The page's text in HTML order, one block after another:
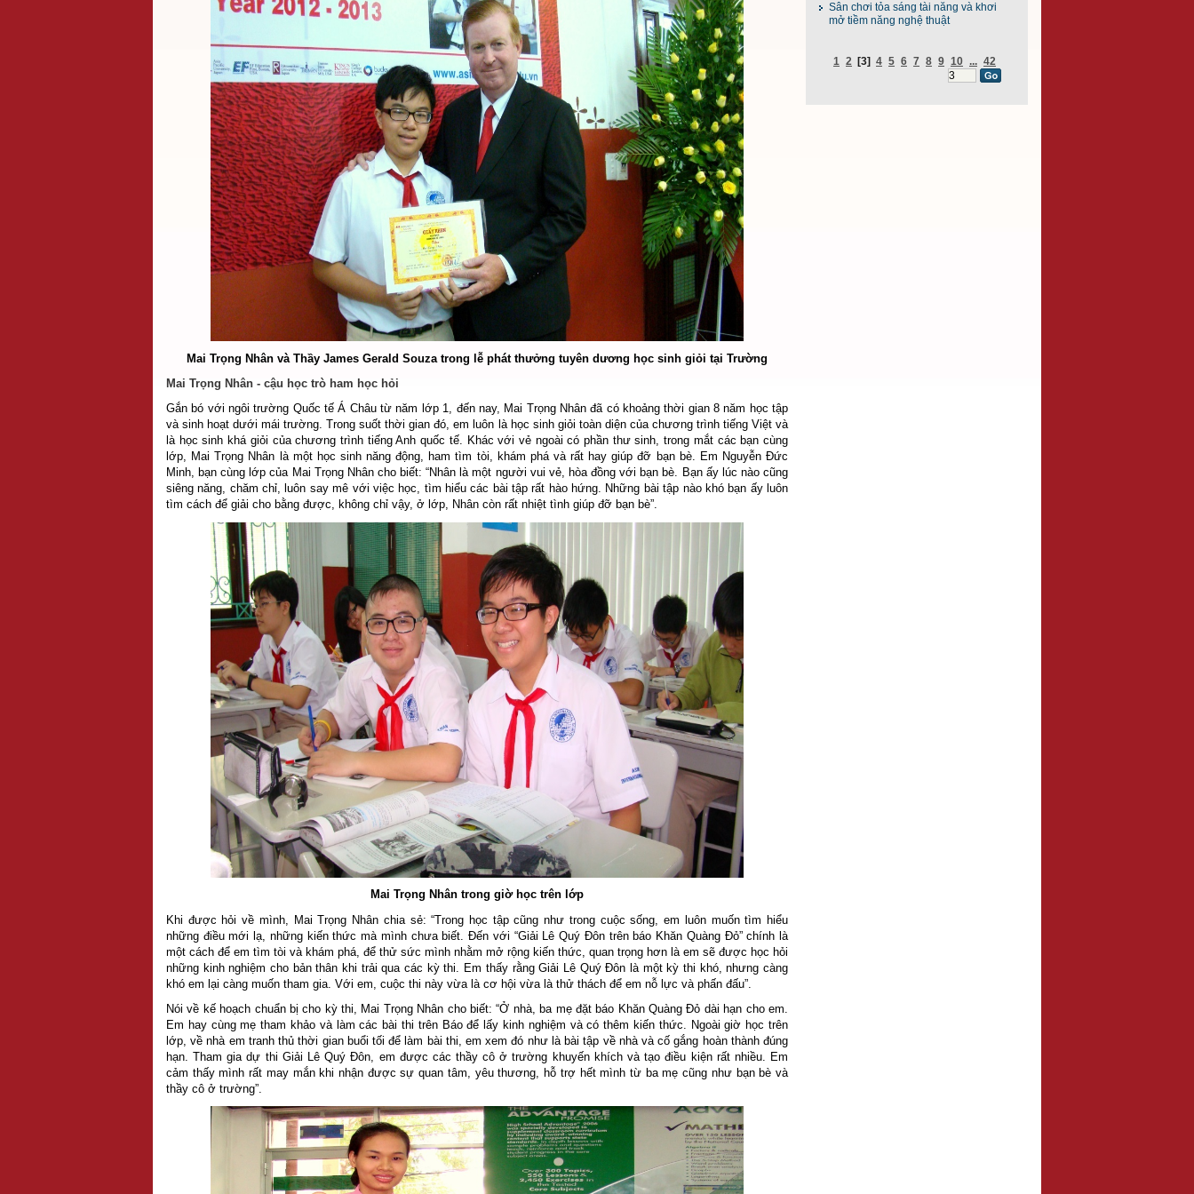
Mai Trọng Nhân và Thầy James Gerald Souza trong lễ phát thưởng tuyên dương học sinh giỏi tại Trường
Mai Trọng Nhân - cậu học trò ham học hỏi
Gắn bó với ngôi trường Quốc tế Á Châu từ năm lớp 1, đến nay, Mai Trọng Nhân đã có khoảng thời gian 8 năm học tập
và sinh hoạt dưới mái trường. Trong suốt thời gian đó, em luôn là học sinh giỏi toàn diện của chương trình tiếng Việt và
là học sinh khá giỏi của chương trình tiếng Anh quốc tế. Khác với vẻ ngoài có phần thư sinh, trong mắt các bạn cùng
lớp, Mai Trọng Nhân là một học sinh năng động, ham tìm tòi, khám phá và rất hay giúp đỡ bạn bè. Em Nguyễn Đức
Minh, bạn cùng lớp của Mai Trọng Nhân cho biết: “Nhân là một người vui vẻ, hòa đồng với bạn bè. Bạn ấy lúc nào cũng
siêng năng, chăm chỉ, luôn say mê với việc học, tìm hiểu các bài tập rất hào hứng. Những bài tập nào khó bạn ấy luôn
tìm cách để giải cho bằng được, không chỉ vậy, ở lớp, Nhân còn rất nhiệt tình giúp đỡ bạn bè”.
Mai Trọng Nhân trong giờ học trên lớp
Khi được hỏi về mình, Mai Trọng Nhân chia sẻ: “Trong học tập cũng như trong cuộc sống, em luôn muốn tìm hiểu
những điều mới lạ, những kiến thức mà mình chưa biết. Đến với “Giải Lê Quý Đôn trên báo Khăn Quàng Đỏ” chính là
một cách để em tìm tòi và khám phá, để thử sức mình nhằm mở rộng kiến thức, quan trọng hơn là em sẽ được học hỏi
những kinh nghiệm cho bản thân khi trải qua các kỳ thi. Em thấy rằng Giải Lê Quý Đôn là một kỳ thi khó, nhưng càng
khó em lại càng muốn tham gia. Với em, cuộc thi này vừa là cơ hội vừa là thử thách để em nỗ lực và phấn đấu”.
Nói về kế hoạch chuẩn bị cho kỳ thi, Mai Trọng Nhân cho biết: “Ở nhà, ba mẹ đặt báo Khăn Quàng Đỏ dài hạn cho em.
Em hay cùng mẹ tham khảo và làm các bài thi trên Báo để lấy kinh nghiệm và có thêm kiến thức. Ngoài giờ học trên
lớp, về nhà em tranh thủ thời gian buổi tối để làm bài thi, em xem đó như là bài tập về nhà và cố gắng hoàn thành đúng
hạn. Tham gia dự thi Giải Lê Quý Đôn, em được các thầy cô ở trường khuyến khích và tạo điều kiện rất nhiều. Em
cảm thấy mình rất may mắn khi nhận được sự quan tâm, yêu thương, hỗ trợ hết mình từ ba mẹ cũng như bạn bè và
thầy cô ở trường”.
Sân chơi tỏa sáng tài năng và khơi
mở tiềm năng nghệ thuật
1 2 [3] 4 5 6 7 8 9 10 ... 42